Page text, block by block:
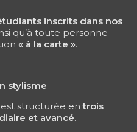
inscrits dans nos
qu’à toute personne
« à la carte ».
stylisme
structurée entrois
et avancé.